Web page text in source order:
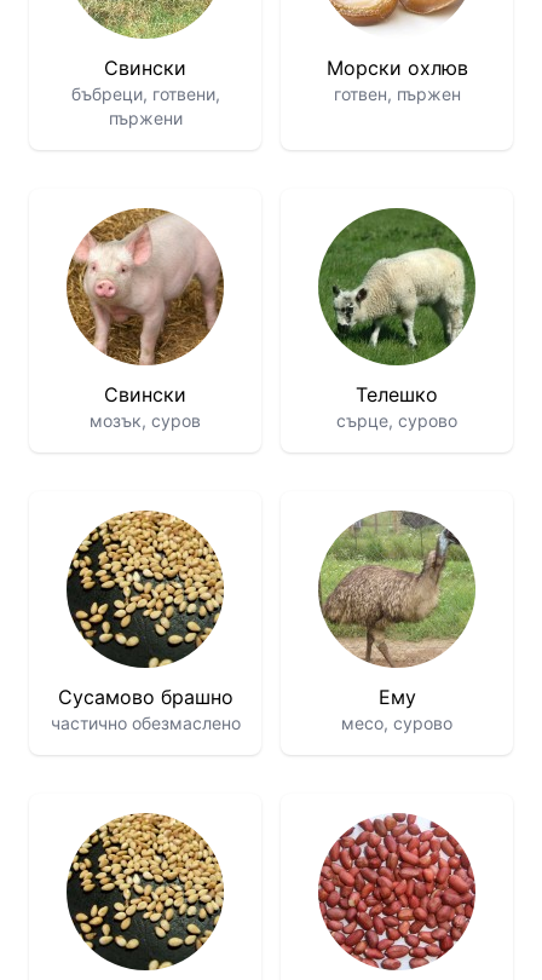
Свински
бъбреци, готвени,
пържени
Морски охлюв
готвен, пържен
Свински
мозък, суров
Телешко
сърце, сурово
Сусамово брашно
частично обезмаслено
Ему
месо, сурово